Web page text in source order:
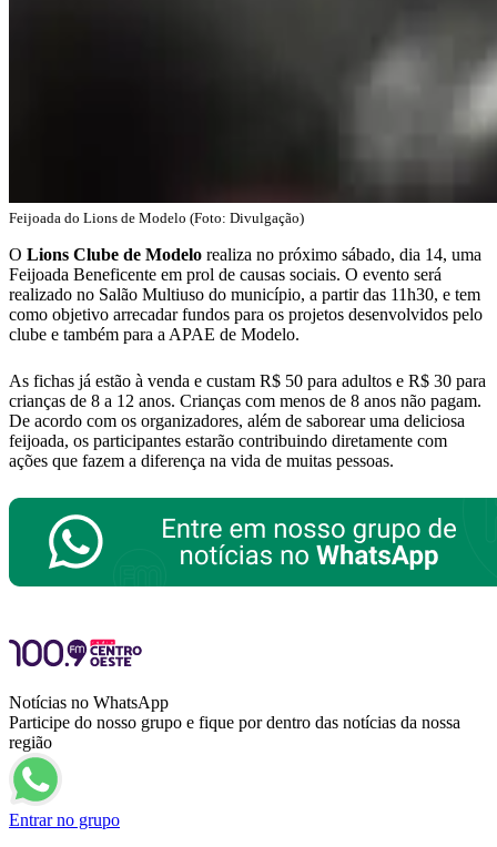
Feijoada do Lions de Modelo (Foto: Divulgação)
O Lions Clube de Modelo realiza no próximo sábado, dia 14, uma
Feijoada Beneficente em prol de causas sociais. O evento será
realizado no Salão Multiuso do município, a partir das 11h30, e tem
como objetivo arrecadar fundos para os projetos desenvolvidos pelo
clube e também para a APAE de Modelo.
As fichas já estão à venda e custam R$ 50 para adultos e R$ 30 para
crianças de 8 a 12 anos. Crianças com menos de 8 anos não pagam.
De acordo com os organizadores, além de saborear uma deliciosa
feijoada, os participantes estarão contribuindo diretamente com
ações que fazem a diferença na vida de muitas pessoas.
Notícias no WhatsApp
Participe do nosso grupo e fique por dentro das notícias da nossa
região
Entrar no grupo